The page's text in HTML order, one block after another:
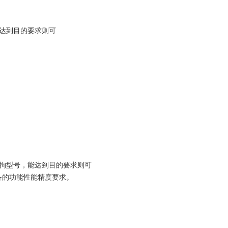
到目的要求则可
型号，能达到目的要求则可
功能性能精度要求。